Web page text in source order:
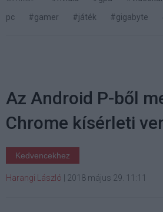
pc
#gamer #játék #gigabyte
Az Android P-ből
Chrome kísérleti
Kedvencekhez
Harangi László 2018 május 29. 11:11